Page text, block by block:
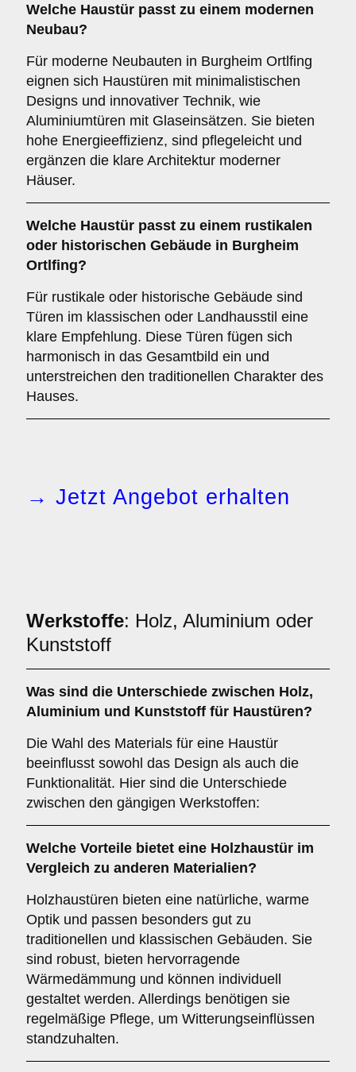
Welche Haustür passt zu einem modernen
Neubau?
Für moderne Neubauten in Burgheim Ortlfing
eignen sich Haustüren mit minimalistischen
Designs und innovativer Technik, wie
Aluminiumtüren mit Glaseinsätzen. Sie bieten
hohe Energieeffizienz, sind pflegeleicht und
ergänzen die klare Architektur moderner
Häuser.
Welche Haustür passt zu einem rustikalen
oder historischen Gebäude in Burgheim
Ortlfing?
Für rustikale oder historische Gebäude sind
Türen im klassischen oder Landhausstil eine
klare Empfehlung. Diese Türen fügen sich
harmonisch in das Gesamtbild ein und
unterstreichen den traditionellen Charakter des
Hauses.
→ Jetzt Angebot erhalten
Werkstoffe: Holz, Aluminium oder
Kunststoff
Was sind die Unterschiede zwischen Holz,
Aluminium und Kunststoff für Haustüren?
Die Wahl des Materials für eine Haustür
beeinflusst sowohl das Design als auch die
Funktionalität. Hier sind die Unterschiede
zwischen den gängigen Werkstoffen:
Welche Vorteile bietet eine Holzhaustür im
Vergleich zu anderen Materialien?
Holzhaustüren bieten eine natürliche, warme
Optik und passen besonders gut zu
traditionellen und klassischen Gebäuden. Sie
sind robust, bieten hervorragende
Wärmedämmung und können individuell
gestaltet werden. Allerdings benötigen sie
regelmäßige Pflege, um Witterungseinflüssen
standzuhalten.